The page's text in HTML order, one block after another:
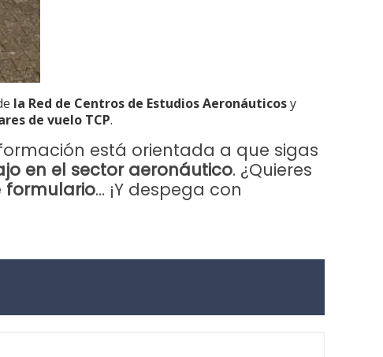
la Red de Centros de Estudios Aeronáuticosy
de vuelo TCP.
está orientada a que sigas
en el sector aeronáutico. ¿Quieres
formulario… ¡Y despega con